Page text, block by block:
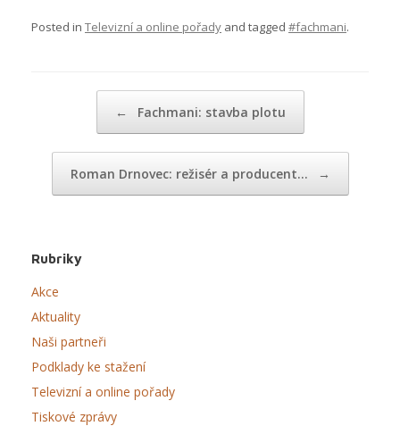
Posted in Televizní a online pořady and tagged #fachmani.
← Fachmani: stavba plotu
Roman Drnovec: režisér a producent… →
Rubriky
Akce
Aktuality
Naši partneři
Podklady ke stažení
Televizní a online pořady
Tiskové zprávy